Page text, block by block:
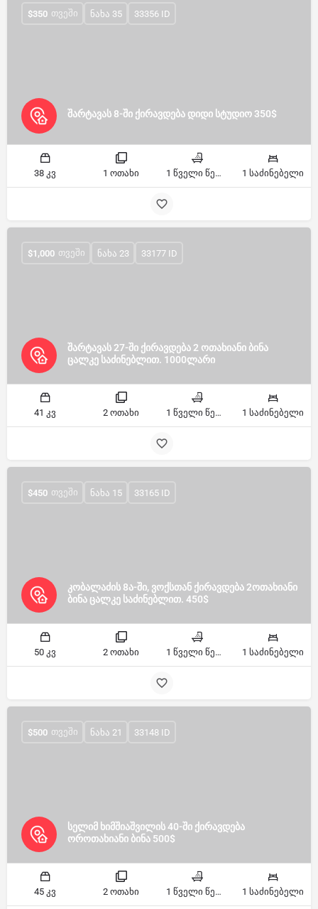
შარტავას 8-ში ქირავდება დიდი სტუდიო 350$
$350 ᲗᲕᲔᲨᲘ ნახა 35 33356 ID
38 კვ 1 ოთახი 1 წველი წერტილი 1 საძინებელი
შარტავას 27-ში ქირავდება 2 ოთახიანი ბინა
ცალკე საძინებლით. 1000ლარი
$1,000 ᲗᲕᲔᲨᲘ ნახა 23 33177 ID
41 კვ 2 ოთახი 1 წველი წერტილი 1 საძინებელი
კობალაძის 8ა-ში, ვოქსთან ქირავდება 2ოთახიანი
ბინა ცალკე საძინებლით. 450$
$450 ᲗᲕᲔᲨᲘ ნახა 15 33165 ID
50 კვ 2 ოთახი 1 წველი წერტილი 1 საძინებელი
სელიმ ხიმშიაშვილის 40-ში ქირავდება
ოროთახიანი ბინა 500$
$500 ᲗᲕᲔᲨᲘ ნახა 21 33148 ID
45 კვ 2 ოთახი 1 წველი წერტილი 1 საძინებელი